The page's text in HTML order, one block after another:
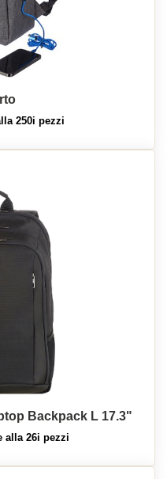
250i pezzi
Backpack L 17.3"
alla 26i pezzi